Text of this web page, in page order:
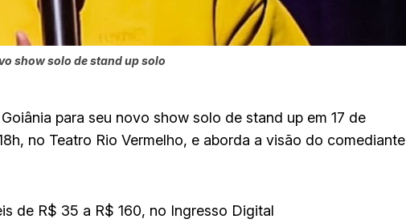
show solo de stand up solo
para seu novo show solo de stand up em 17 de
no Teatro Rio Vermelho, e aborda a visão do comediante
de R$ 35 a R$ 160, no Ingresso Digital